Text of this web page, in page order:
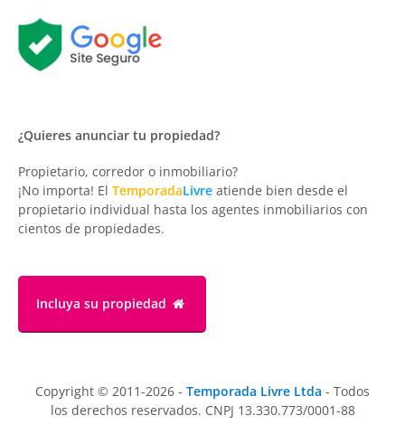
¿Quieres anunciar tu propiedad?
Propietario, corredor o inmobiliario?
¡No importa! El TemporadaLivre atiende bien desde el
propietario individual hasta los agentes inmobiliarios con
cientos de propiedades.
Incluya su propiedad
Copyright © 2011-2026 - Temporada Livre Ltda - Todos
los derechos reservados. CNPJ 13.330.773/0001-88